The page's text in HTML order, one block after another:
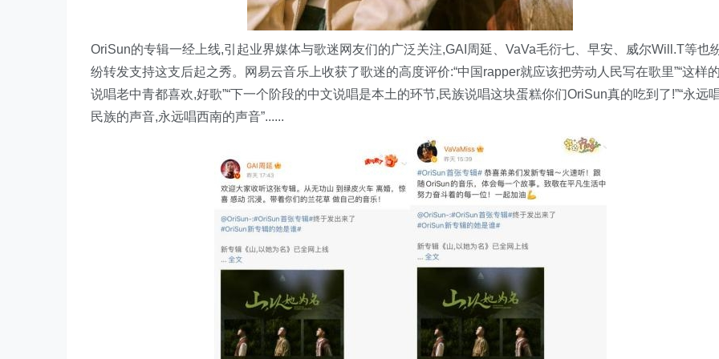
OriSun的专辑一经上线,引起业界媒体与歌迷网友们的广泛关注,GAI周延、VaVa毛衍七、早安、威尔Will.T等也
纷转发支持这支后起之秀。网易云音乐上收获了歌迷的高度评价:“中国rapper就应该把劳动人民写在歌里”“这样的
说唱老中青都喜欢,好歌”“下一个阶段的中文说唱是本土的环节,民族说唱这块蛋糕你们OriSun真的吃到了!”“永远
民族的声音,永远唱西南的声音”......